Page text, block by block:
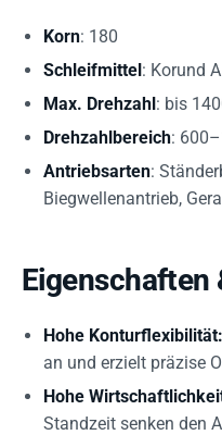
Korn: 180
Schleifmittel: Korund A
Max. Drehzahl: bis
Drehzahlbereich:
Antriebsarten:
Biegwellenantrieb,
Eigenschaften
Hohe Konturflexibilität:
an und erzielt präzise
Hohe
Standzeit senken den